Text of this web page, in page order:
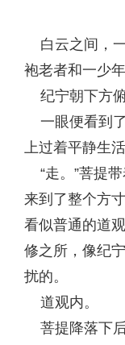
白云之间，
袍老者和一少
纪宁朝下方俯
一眼便看到
上过着平静生
“走。”菩提
来到了整个方
看似普通的道
修之所，像纪
扰的。
道观内。
菩提降落下后